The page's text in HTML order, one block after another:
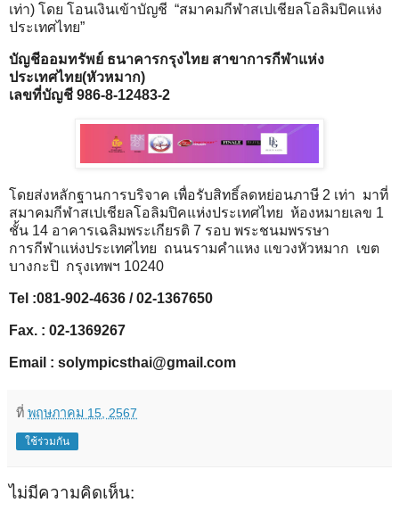
เท่า) โดย โอนเงินเข้าบัญชี “สมาคมกีฬาสเปเชียลโอลิมปิคแห่ง
ประเทศไทย”
บัญชีออมทรัพย์ ธนาคารกรุงไทย สาขาการกีฬาแห่ง
ประเทศไทย(หัวหมาก)
เลขที่บัญชี 986-8-12483-2
โดยส่งหลักฐานการบริจาค เพื่อรับสิทธิ์ลดหย่อนภาษี 2 เท่า มาที่
สมาคมกีฬาสเปเชียลโอลิมปิคแห่งประเทศไทย ห้องหมายเลข 1
ชั้น 14 อาคารเฉลิมพระเกียรติ 7 รอบ พระชนมพรรษา
การกีฬาแห่งประเทศไทย ถนนรามคำแหง แขวงหัวหมาก เขต
บางกะปิ กรุงเทพฯ 10240
Tel :081-902-4636 / 02-1367650
Fax. : 02-1369267
Email : solympicsthai@gmail.com
ที่ พฤษภาคม 15, 2567
ใช้ร่วมกัน
ไม่มีความคิดเห็น: